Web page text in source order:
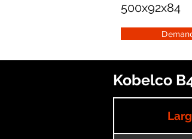
500x92x84
Kobelco